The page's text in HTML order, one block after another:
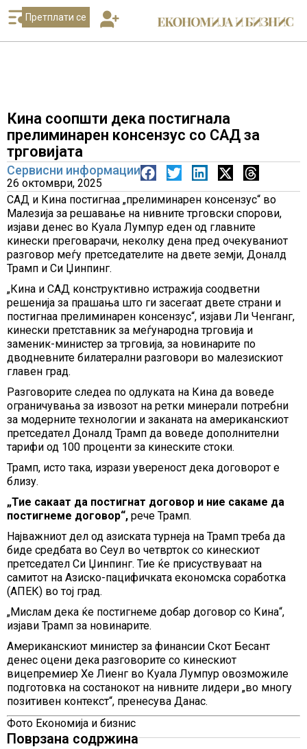
Претплати се
Кина соопшти дека постигнала
прелиминарен консензус со САД за
трговијата
Сервисни информации
26 октомври, 2025
САД и Кина постигнаа „прелиминарен консензус“ во
Малезија за решавање на нивните трговски спорови,
изјави денес во Куала Лумпур еден од главните
кинески преговарачи, неколку дена пред очекуваниот
разговор меѓу претседателите на двете земји, Доналд
Трамп и Си Џинпинг.
„Кина и САД конструктивно истражија соодветни
решенија за прашања што ги засегаат двете страни и
постигнаа прелиминарен консензус“, изјави Ли Ченганг,
кинески претставник за меѓународна трговија и
заменик-министер за трговија, за новинарите по
дводневните билатерални разговори во малезискиот
главен град.
Разговорите следеа по одлуката на Кина да воведе
ограничувања за извозот на ретки минерали потребни
за модерните технологии и заканата на американскиот
претседател Доналд Трамп да воведе дополнителни
тарифи од 100 проценти за кинеските стоки.
Трамп, исто така, изрази увереност дека договорот е
близу.
„Тие сакаат да постигнат договор и ние сакаме да
постигнеме договор“, рече Трамп.
Најважниот дел од азиската турнеја на Трамп треба да
биде средбата во Сеул во четврток со кинескиот
претседател Си Џинпинг. Тие ќе присуствуваат на
самитот на Азиско-пацифичката економска соработка
(АПЕК) во тој град.
„Мислам дека ќе постигнеме добар договор со Кина“,
изјави Трамп за новинарите.
Американскиот министер за финансии Скот Бесант
денес оцени дека разговорите со кинескиот
вицепремиер Хе Лиенг во Куала Лумпур овозможиле
подготовка на состанокот на нивните лидери „во многу
позитивен контекст“, пренесува Данас.
Фото Економија и бизнис
Поврзана содржина